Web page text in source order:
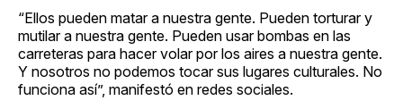
“Ellos pueden matar a nuestra gente. Pueden torturar y
mutilar a nuestra gente. Pueden usar bombas en las
carreteras para hacer volar por los aires a nuestra gente.
Y nosotros no podemos tocar sus lugares culturales. No
funciona así”, manifestó en redes sociales.